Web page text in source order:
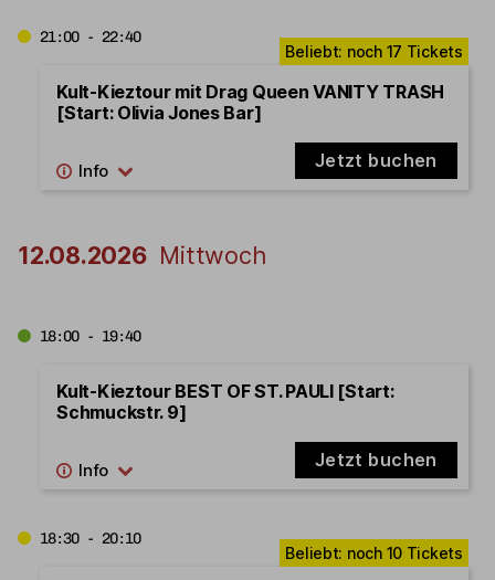
21:00 - 22:40
Kult-Kieztour mit Drag Queen VANITY TRASH
[Start: Olivia Jones Bar]
Jetzt buchen
12.08.2026 Mittwoch
18:00 - 19:40
Kult-Kieztour BEST OF ST. PAULI [Start:
Schmuckstr. 9]
Jetzt buchen
18:30 - 20:10